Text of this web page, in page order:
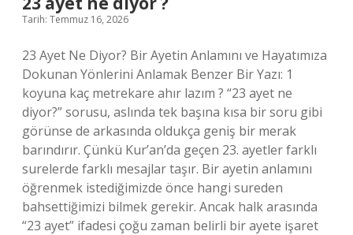
?
Tarih: Temmuz 16, 2026
23 Ayet Ne Diyor? Bir Ayetin Anlamını ve Hayatımıza
Dokunan Yönlerini Anlamak Benzer Bir Yazı: 1
koyuna kaç metrekare ahır lazım ? “23 ayet ne
diyor?” sorusu, aslında tek başına kısa bir soru gibi
görünse de arkasında oldukça geniş bir merak
barındırır. Çünkü Kur’an’da geçen 23. ayetler farklı
surelerde farklı mesajlar taşır. Bir ayetin anlamını
öğrenmek istediğimizde önce hangi sureden
bahsettiğimizi bilmek gerekir. Ancak halk arasında
“23 ayet” ifadesi çoğu zaman belirli bir ayete işaret